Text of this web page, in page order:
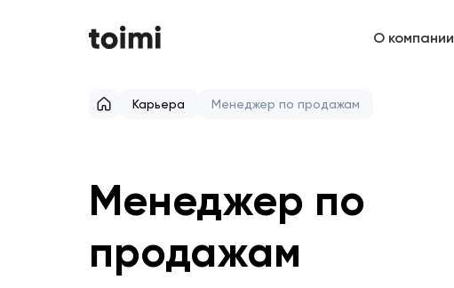
О компании
Карьера Менеджер по продажам
Менеджер по
продажам